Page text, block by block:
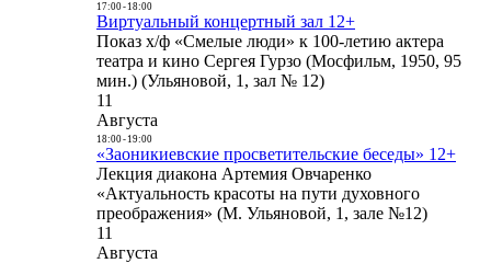
17:00- 18:00
Виртуальный концертный зал 12+
Показ х/ф «Смелые люди» к 100-летию актера
театра и кино Сергея Гурзо (Мосфильм, 1950, 95
мин.) (Ульяновой, 1, зал № 12)
11
Августа
18:00- 19:00
«Заоникиевские просветительские беседы» 12+
Лекция диакона Артемия Овчаренко
«Актуальность красоты на пути духовного
преображения» (М. Ульяновой, 1, зале №12)
11
Августа